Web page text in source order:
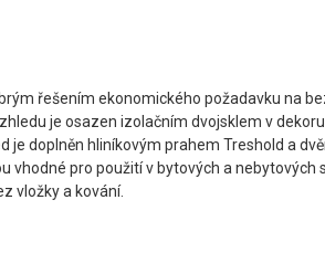
řešením ekonomického požadavku na
je osazen izolačním dvojsklem v
je doplněn hliníkovým prahem Treshold a
vhodné pro použití v bytových a
vložky a kování.